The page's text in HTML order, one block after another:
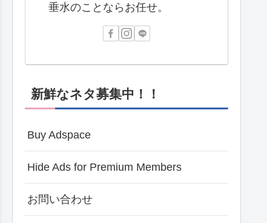
垂水のことならお任せ。
新鮮なネタ募集中！！
Buy Adspace
Hide Ads for Premium Members
お問い合わせ